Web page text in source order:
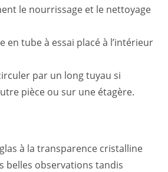
le nourrissage et le nettoyage
en tube à essai placé à l’intérieur
par un long tuyau si
pièce ou sur une étagère.
à la transparence cristalline
belles observations tandis